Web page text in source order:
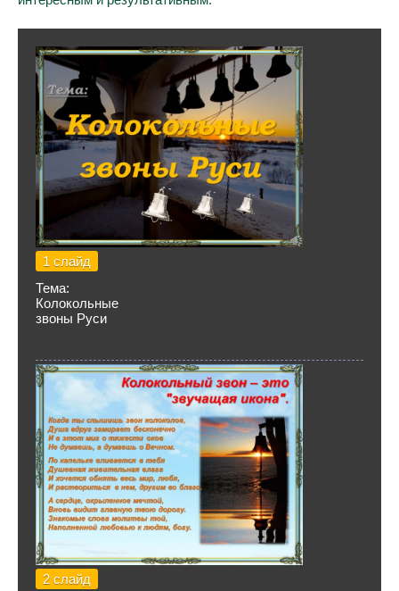
1 слайд
Тема:
Колокольные
звоны Руси
2 слайд